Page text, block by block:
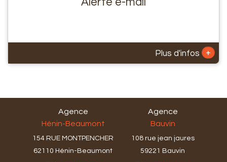
Alerte e-mail
Plus d'infos +
Agence
Hénin-Beaumont
154 RUE MONTPENCHER
62110 Hénin-Beaumont
Agence
Bauvin
108 rue jean jaures
59221 Bauvin